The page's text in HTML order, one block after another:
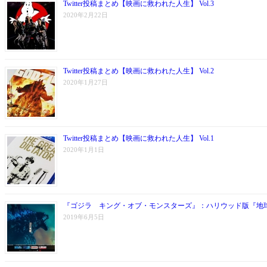
Twitter投稿まとめ【映画に救われた人生】 Vol.3
2020年2月22日
Twitter投稿まとめ【映画に救われた人生】 Vol.2
2020年1月27日
Twitter投稿まとめ【映画に救われた人生】 Vol.1
2020年1月1日
『ゴジラ キング・オブ・モンスターズ』：ハリウッド版『地
2019年6月5日